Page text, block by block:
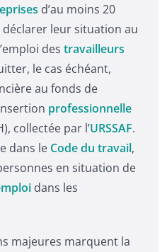
d’au moins 20
leur situation au
des travailleurs
le cas échéant,
au fonds de
professionnelle
collectée par l’URSSAF.
dans le Code du travail,
en situation de
dans les
majeures marquent la